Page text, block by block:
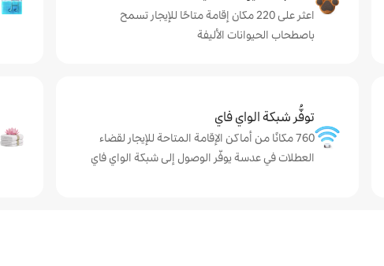
اعثر على 220 مكان إقامة متاحًا للإيجار تسمح
باصطحاب الحيوانات الأليفة
توفُّر شبكة الواي فاي
760 مكانًا من أماكن الإقامة المتاحة للإيجار لقضاء
العطلات في عدسة يوفّر الوصول إلى شبكة الواي فاي